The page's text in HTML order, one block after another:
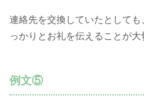
連絡先を交換していたとして
っかりとお礼を伝えることが大
例文⑤